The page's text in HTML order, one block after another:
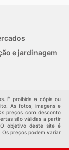
e jardinagem
É proibida a cópia ou
As fotos, imagens e
preços com desconto
são válidas a partir
objetivo deste site é
preços podem variar